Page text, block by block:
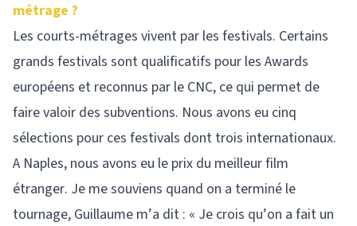
métrage ?
Les courts-métrages vivent par les festivals. Certains
grands festivals sont qualificatifs pour les Awards
européens et reconnus par le CNC, ce qui permet de
faire valoir des subventions. Nous avons eu cinq
sélections pour ces festivals dont trois internationaux.
A Naples, nous avons eu le prix du meilleur film
étranger. Je me souviens quand on a terminé le
tournage, Guillaume m’a dit : « Je crois qu’on a fait un